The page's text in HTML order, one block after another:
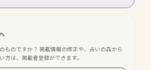
ものですか？ 掲載情報の修正や、占いの森から
方は、掲載者登録ができます。